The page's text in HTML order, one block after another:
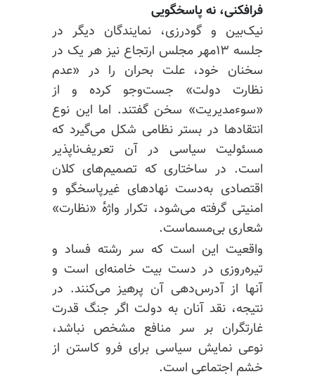
فرافکنی، نه پاسخگویی
نیک‌بین و گودرزی، نمایندگان دیگر در
جلسه ۱۳مهر مجلس ارتجاع نیز هر یک در
سخنان خود، علت بحران را در «عدم
نظارت دولت» جست‌وجو کرده و از
«سوء‌مدیریت» سخن گفتند. اما این نوع
انتقادها در بستر نظامی شکل می‌گیرد که
مسئولیت سیاسی در آن تعریف‌ناپذیر
است. در ساختاری که تصمیم‌های کلان
اقتصادی به‌دست نهادهای غیرپاسخگو و
امنیتی گرفته می‌شود، تکرار واژه‌ٔ «نظارت»
شعاری بی‌مسماست.
واقعیت این است که سر رشته فساد و
تیره‌روزی در دست بیت خامنه‌ای است و
آنها از آدرس‌دهی آن پرهیز می‌کنند. در
نتیجه، نقد آنان به دولت اگر جنگ قدرت
غارتگران بر سر منافع مشخص نباشد،
نوعی نمایش سیاسی برای فرو کاستن از
خشم اجتماعی است.